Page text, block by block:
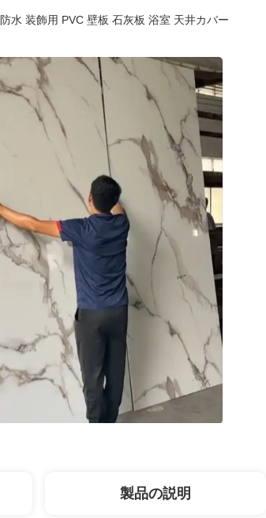
防水 装飾用 PVC 壁板 石灰板 浴室 天井カバー
製品の説明